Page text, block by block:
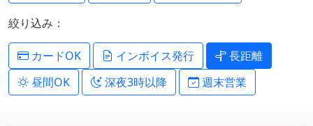
絞り込み：
カードOK インボイス発行
長距離
昼間OK
深夜3時以降 週末営業